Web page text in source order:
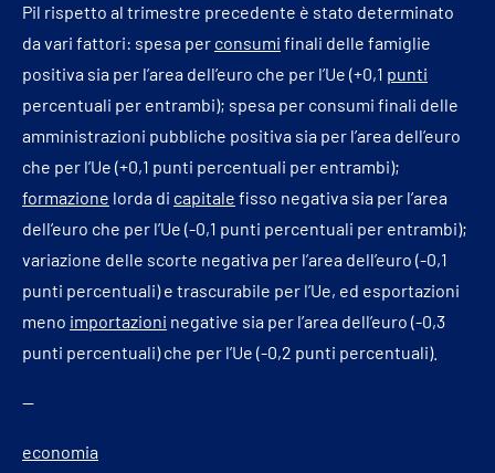
Pil rispetto al trimestre precedente è stato determinato
da vari fattori: spesa per consumi finali delle famiglie
positiva sia per l’area dell’euro che per l’Ue (+0,1 punti
percentuali per entrambi); spesa per consumi finali delle
amministrazioni pubbliche positiva sia per l’area dell’euro
che per l’Ue (+0,1 punti percentuali per entrambi);
formazione lorda di capitale fisso negativa sia per l’area
dell’euro che per l’Ue (-0,1 punti percentuali per entrambi);
variazione delle scorte negativa per l’area dell’euro (-0,1
punti percentuali) e trascurabile per l’Ue, ed esportazioni
meno importazioni negative sia per l’area dell’euro (-0,3
punti percentuali) che per l’Ue (-0,2 punti percentuali).
—
economia